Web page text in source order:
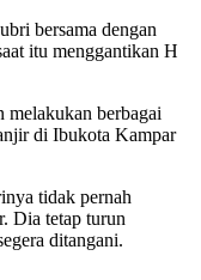
bersama dengan
itu menggantikan H
melakukan berbagai
di Ibukota Kampar
tidak pernah
Dia tetap turun
ditangani.